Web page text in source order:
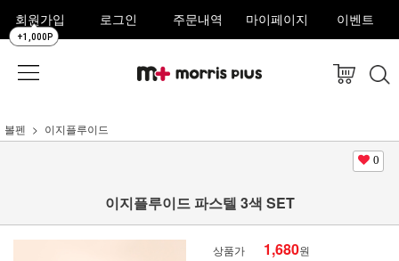
회원가입
+1,000P
로그인 주문내역 마이페이지 이벤트
볼펜 이지플루이드
0
이지플루이드 파스텔 3색 SET
상품가 1,680원